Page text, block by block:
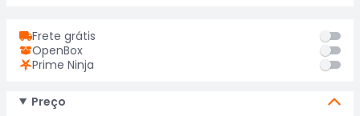
Frete grátis
OpenBox
Prime Ninja
Preço